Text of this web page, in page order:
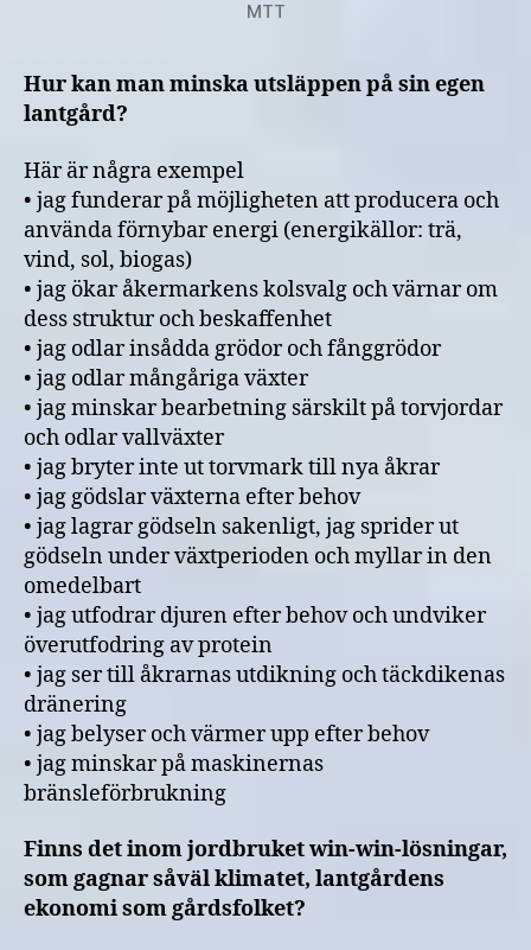
MTT
Hur kan man minska utsläppen på sin egen
lantgård?
Här är några exempel
• jag funderar på möjligheten att producera och
använda förnybar energi (energikällor: trä,
vind, sol, biogas)
• jag ökar åkermarkens kolsvalg och värnar om
dess struktur och beskaffenhet
• jag odlar insådda grödor och fånggrödor
• jag odlar mångåriga växter
• jag minskar bearbetning särskilt på torvjordar
och odlar vallväxter
• jag bryter inte ut torvmark till nya åkrar
• jag gödslar växterna efter behov
• jag lagrar gödseln sakenligt, jag sprider ut
gödseln under växtperioden och myllar in den
omedelbart
• jag utfodrar djuren efter behov och undviker
överutfodring av protein
• jag ser till åkrarnas utdikning och täckdikenas
dränering
• jag belyser och värmer upp efter behov
• jag minskar på maskinernas
bränsleförbrukning
Finns det inom jordbruket win-win-lösningar,
som gagnar såväl klimatet, lantgårdens
ekonomi som gårdsfolket?